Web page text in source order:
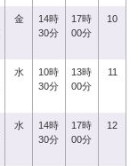
金
14時
30分
17時
00分
10
水
10時
30分
13時
00分
11
水
14時
30分
17時
00分
12